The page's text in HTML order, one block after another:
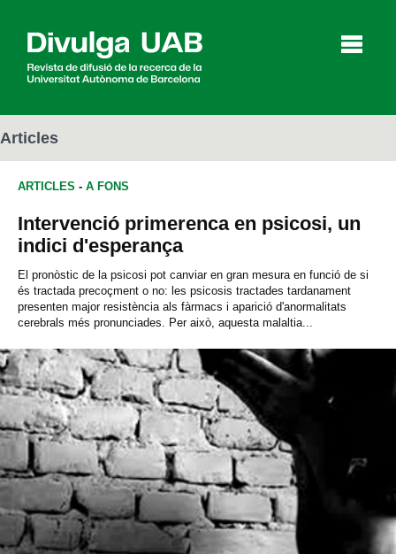
Articles Entrevistes
Agenda
CERCAR
Articles
ARTICLES - A FONS
Intervenció primerenca en psicosi, un
indici d'esperança
El pronòstic de la psicosi pot canviar en gran mesura en funció de si
és tractada precoçment o no: les psicosis tractades tardanament
presenten major resistència als fàrmacs i aparició d'anormalitats
cerebrals més pronunciades. Per això, aquesta malaltia...